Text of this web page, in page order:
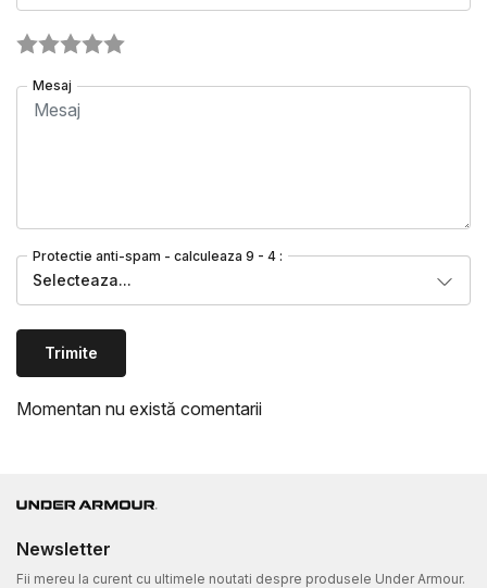
Mesaj
Protectie anti-spam - calculeaza 9 - 4 :
Selecteaza...
Trimite
Momentan nu există comentarii
Newsletter
Fii mereu la curent cu ultimele noutati despre produsele Under Armour.